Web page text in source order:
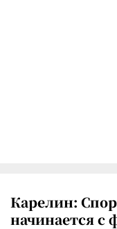
Карелин:
начинается с